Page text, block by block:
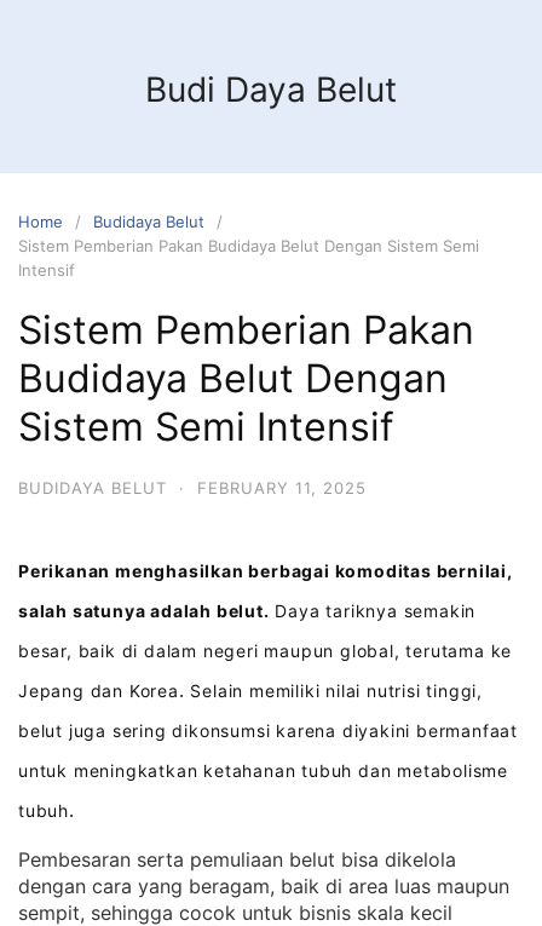
Budi Daya Belut
Home
Budidaya Belut
Sistem Pemberian Pakan Budidaya Belut Dengan Sistem Semi
Intensif
Sistem Pemberian Pakan
Budidaya Belut Dengan
Sistem Semi Intensif
BUDIDAYA BELUT · FEBRUARY 11, 2025
Perikanan menghasilkan berbagai komoditas bernilai,
salah satunya adalah belut. Daya tariknya semakin
besar, baik di dalam negeri maupun global, terutama ke
Jepang dan Korea. Selain memiliki nilai nutrisi tinggi,
belut juga sering dikonsumsi karena diyakini bermanfaat
untuk meningkatkan ketahanan tubuh dan metabolisme
tubuh.
Pembesaran serta pemuliaan belut bisa dikelola
dengan cara yang beragam, baik di area luas maupun
sempit, sehingga cocok untuk bisnis skala kecil